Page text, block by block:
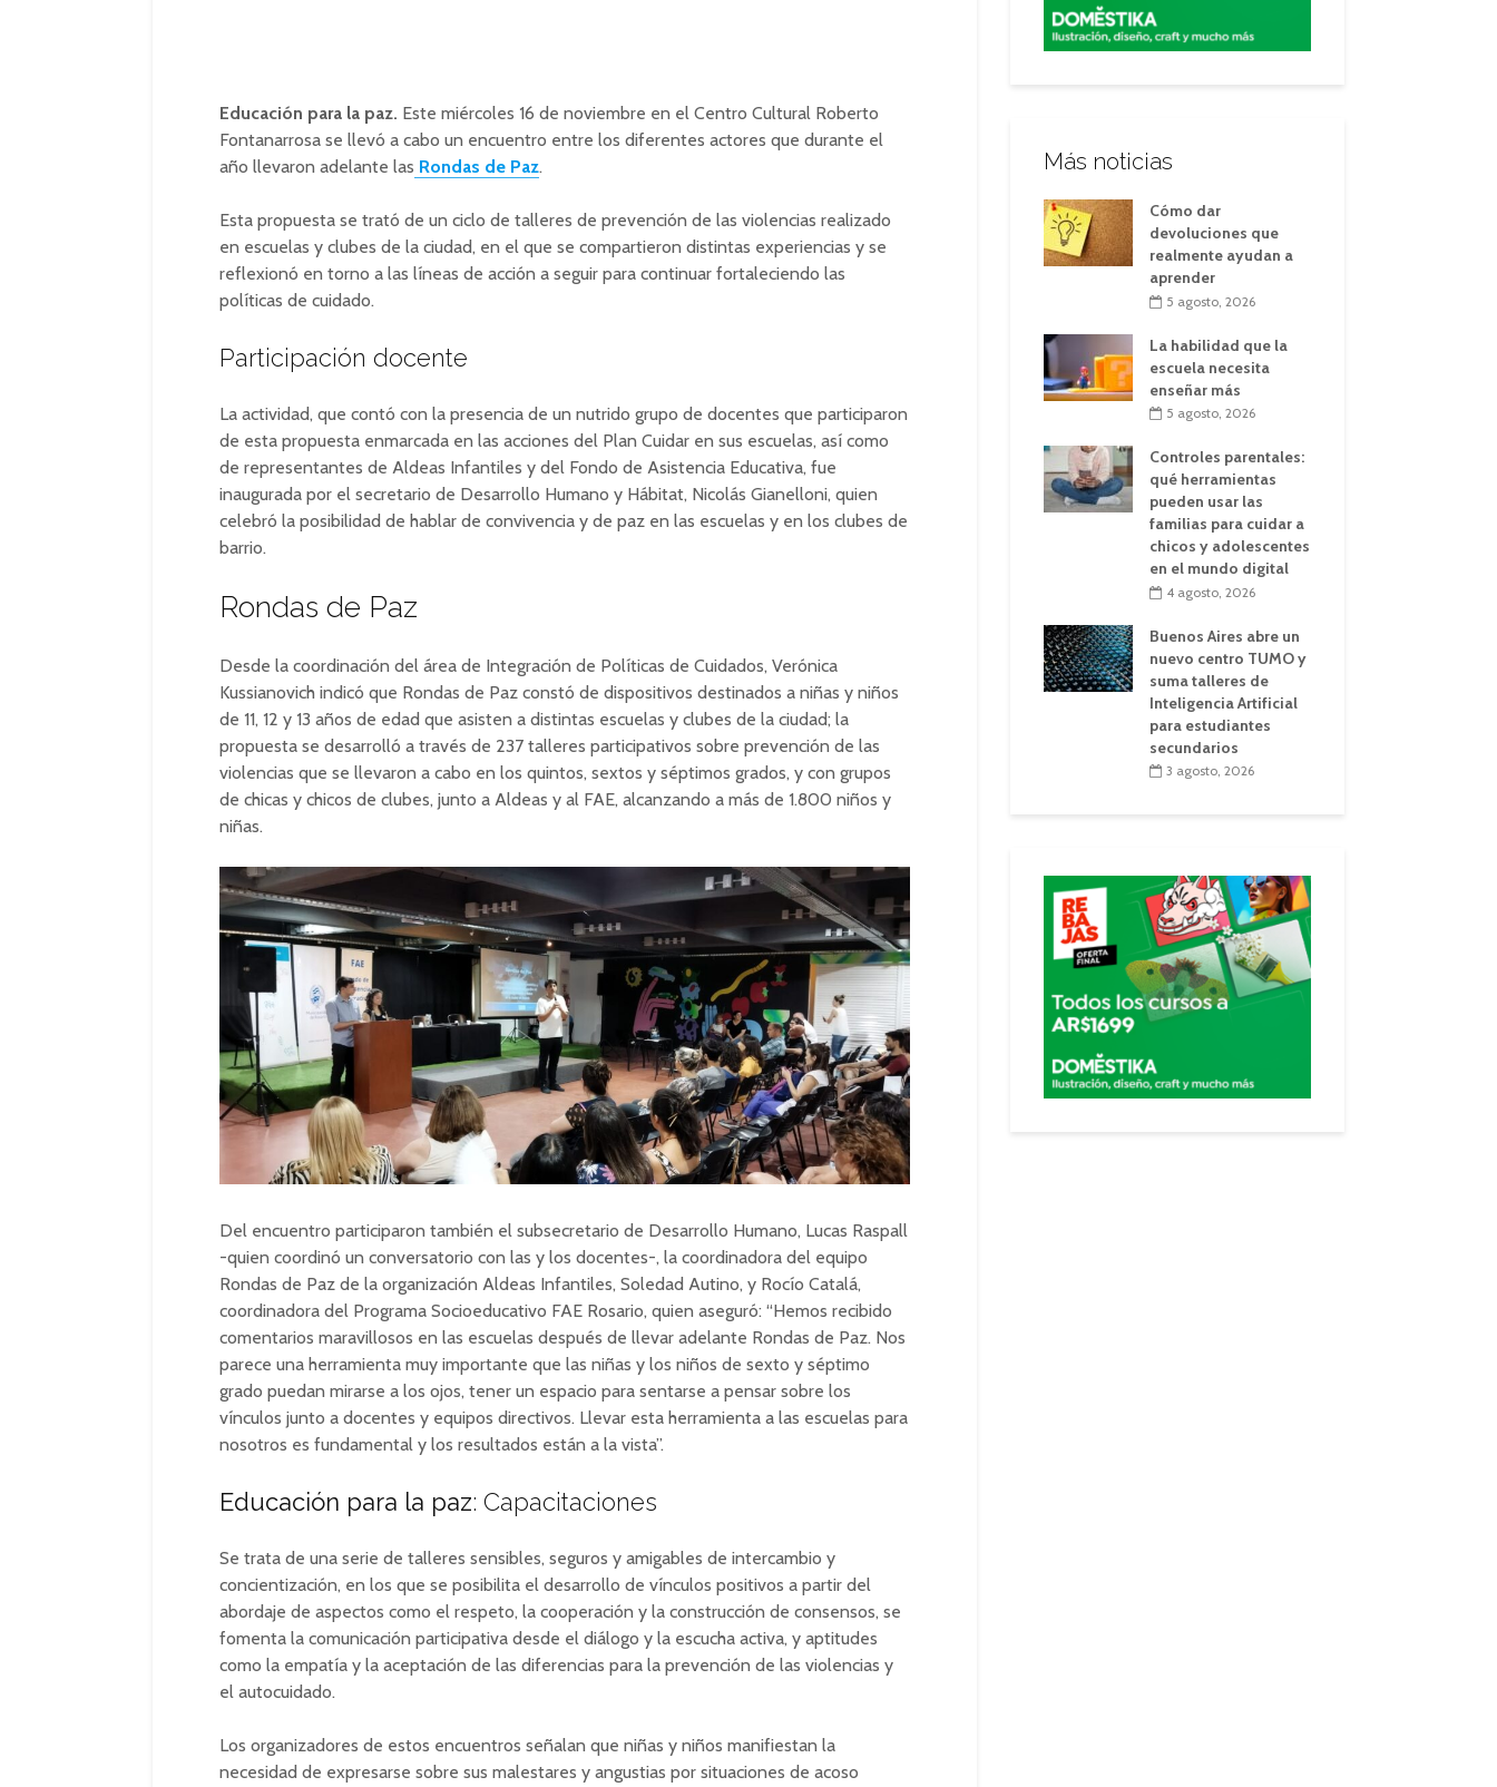
Educación para la paz. Este miércoles 16 de noviembre en el Centro Cultural Roberto
Fontanarrosa se llevó a cabo un encuentro entre los diferentes actores que durante el
año llevaron adelante las Rondas de Paz.
Esta propuesta se trató de un ciclo de talleres de prevención de las violencias realizado
en escuelas y clubes de la ciudad, en el que se compartieron distintas experiencias y se
reflexionó en torno a las líneas de acción a seguir para continuar fortaleciendo las
políticas de cuidado.
Participación docente
La actividad, que contó con la presencia de un nutrido grupo de docentes que participaron
de esta propuesta enmarcada en las acciones del Plan Cuidar en sus escuelas, así como
de representantes de Aldeas Infantiles y del Fondo de Asistencia Educativa, fue
inaugurada por el secretario de Desarrollo Humano y Hábitat, Nicolás Gianelloni, quien
celebró la posibilidad de hablar de convivencia y de paz en las escuelas y en los clubes de
barrio.
Rondas de Paz
Desde la coordinación del área de Integración de Políticas de Cuidados, Verónica
Kussianovich indicó que Rondas de Paz constó de dispositivos destinados a niñas y niños
de 11, 12 y 13 años de edad que asisten a distintas escuelas y clubes de la ciudad; la
propuesta se desarrolló a través de 237 talleres participativos sobre prevención de las
violencias que se llevaron a cabo en los quintos, sextos y séptimos grados, y con grupos
de chicas y chicos de clubes, junto a Aldeas y al FAE, alcanzando a más de 1.800 niños y
niñas.
Del encuentro participaron también el subsecretario de Desarrollo Humano, Lucas Raspall
-quien coordinó un conversatorio con las y los docentes-, la coordinadora del equipo
Rondas de Paz de la organización Aldeas Infantiles, Soledad Autino, y Rocío Catalá,
coordinadora del Programa Socioeducativo FAE Rosario, quien aseguró: “Hemos recibido
comentarios maravillosos en las escuelas después de llevar adelante Rondas de Paz. Nos
parece una herramienta muy importante que las niñas y los niños de sexto y séptimo
grado puedan mirarse a los ojos, tener un espacio para sentarse a pensar sobre los
vínculos junto a docentes y equipos directivos. Llevar esta herramienta a las escuelas para
nosotros es fundamental y los resultados están a la vista”.
Educación para la paz: Capacitaciones
Se trata de una serie de talleres sensibles, seguros y amigables de intercambio y
concientización, en los que se posibilita el desarrollo de vínculos positivos a partir del
abordaje de aspectos como el respeto, la cooperación y la construcción de consensos, se
fomenta la comunicación participativa desde el diálogo y la escucha activa, y aptitudes
como la empatía y la aceptación de las diferencias para la prevención de las violencias y
el autocuidado.
Los organizadores de estos encuentros señalan que niñas y niños manifiestan la
necesidad de expresarse sobre sus malestares y angustias por situaciones de acoso
Más noticias
Cómo dar
devoluciones que
realmente ayudan a
aprender
5 agosto, 2026
La habilidad que la
escuela necesita
enseñar más
5 agosto, 2026
Controles parentales:
qué herramientas
pueden usar las
familias para cuidar a
chicos y adolescentes
en el mundo digital
4 agosto, 2026
Buenos Aires abre un
nuevo centro TUMO y
suma talleres de
Inteligencia Artificial
para estudiantes
secundarios
3 agosto, 2026